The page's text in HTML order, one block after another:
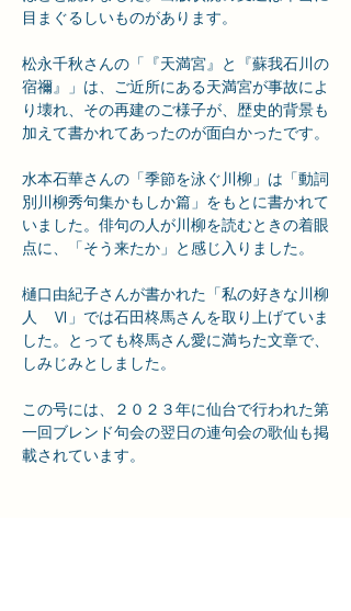
目まぐるしいものがあります。
松永千秋さんの「『天満宮』と『蘇我石川の
宿禰』」は、ご近所にある天満宮が事故によ
り壊れ、その再建のご様子が、歴史的背景も
加えて書かれてあったのが面白かったです。
水本石華さんの「季節を泳ぐ川柳」は「動詞
別川柳秀句集かもしか篇」をもとに書かれて
いました。俳句の人が川柳を読むときの着眼
点に、「そう来たか」と感じ入りました。
樋口由紀子さんが書かれた「私の好きな川柳
人　Ⅵ」では石田柊馬さんを取り上げていま
した。とっても柊馬さん愛に満ちた文章で、
しみじみとしました。
この号には、２０２３年に仙台で行われた第
一回ブレンド句会の翌日の連句会の歌仙も掲
載されています。